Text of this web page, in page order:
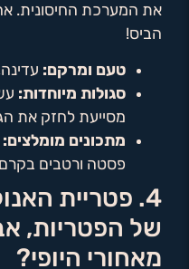
את המערכת החיסונית.
הביס!
טעם ומרקם:
סגולות מיוחדות:
מסייעת לחזק את
מתכונים מומלצים:
פסטה ורטבים
4. פטריית
של הפטריות,
מאחורי היופי?